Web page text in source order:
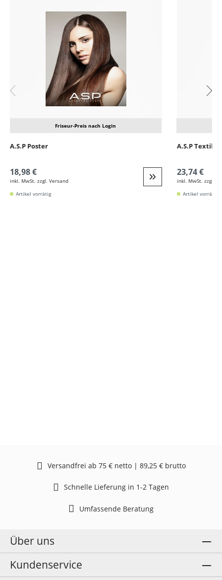
Friseur-Preis nach Login
A.S.P Poster
18,98 €
inkl. MwSt. zzgl. Versand Weiter zur Detail
Artikel vorrätig
A.S.P
23,74 €
inkl. MwSt. zzgl.
Artikel vorrätig
Versandfrei ab 75 € netto | 89,25 € brutto
Schnelle Lieferung in 1-2 Tagen
Umfassende Beratung
Über uns
Kundenservice